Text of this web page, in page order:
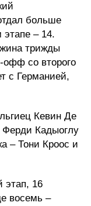
больше
этапе – 14.
трижды
со второго
с Германией,
Кевин Де
Ферди Кадыоглу
– Тони Кроос и
этап, 16
восемь –